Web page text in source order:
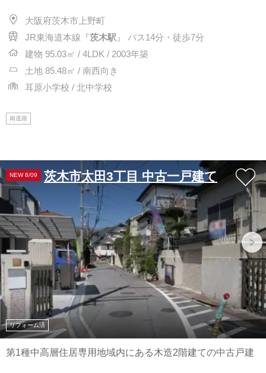
大阪府茨木市上野町
JR東海道本線『茨木駅 』 バス14分・徒歩7分
建物 95.03㎡ / 4LDK / 2003年築
土地 85.48㎡ / 南西向き
耳原小学校 / 北中学校
南道路
NEW 8/09 茨木市太田3丁目 中古一戸建て
リフォーム済
第1種中高層住居専用地域内にある木造2階建ての中古戸建